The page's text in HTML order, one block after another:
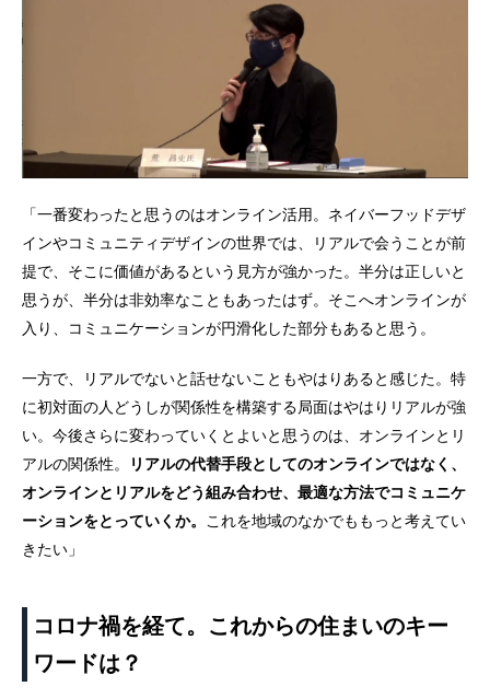
「一番変わったと思うのはオンライン活用。ネイバーフッドデザ
インやコミュニティデザインの世界では、リアルで会うことが前
提で、そこに価値があるという見方が強かった。半分は正しいと
思うが、半分は非効率なこともあったはず。そこへオンラインが
入り、コミュニケーションが円滑化した部分もあると思う。
一方で、リアルでないと話せないこともやはりあると感じた。特
に初対面の人どうしが関係性を構築する局面はやはりリアルが強
い。今後さらに変わっていくとよいと思うのは、オンラインとリ
アルの関係性。
リアルの代替手段としてのオンラインではなく、
オンラインとリアルをどう組み合わせ、最適な方法でコミュニケ
ーションをとっていくか。
これを地域のなかでももっと考えてい
きたい」
コロナ禍を経て。これからの住まいのキー
ワードは？